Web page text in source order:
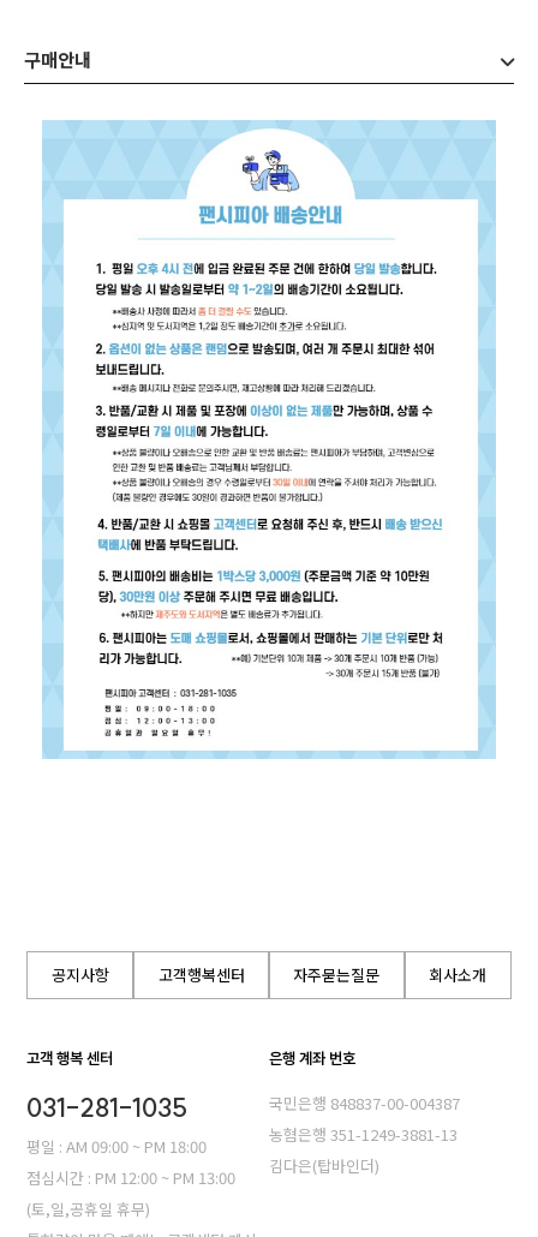
구매안내
공지사항 고객행복센터 자주묻는질문 회사소개
고객 행복 센터
031-281-1035
평일 : AM 09:00 ~ PM 18:00
점심시간 : PM 12:00 ~ PM 13:00
(토,일,공휴일 휴무)
은행 계좌 번호
국민은행 848837-00-004387
농혐은행 351-1249-3881-13
김다은(탑바인더)